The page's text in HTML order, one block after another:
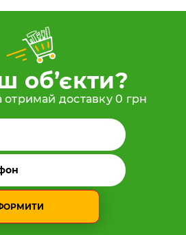
об’єкти?
отримай доставку 0 грн